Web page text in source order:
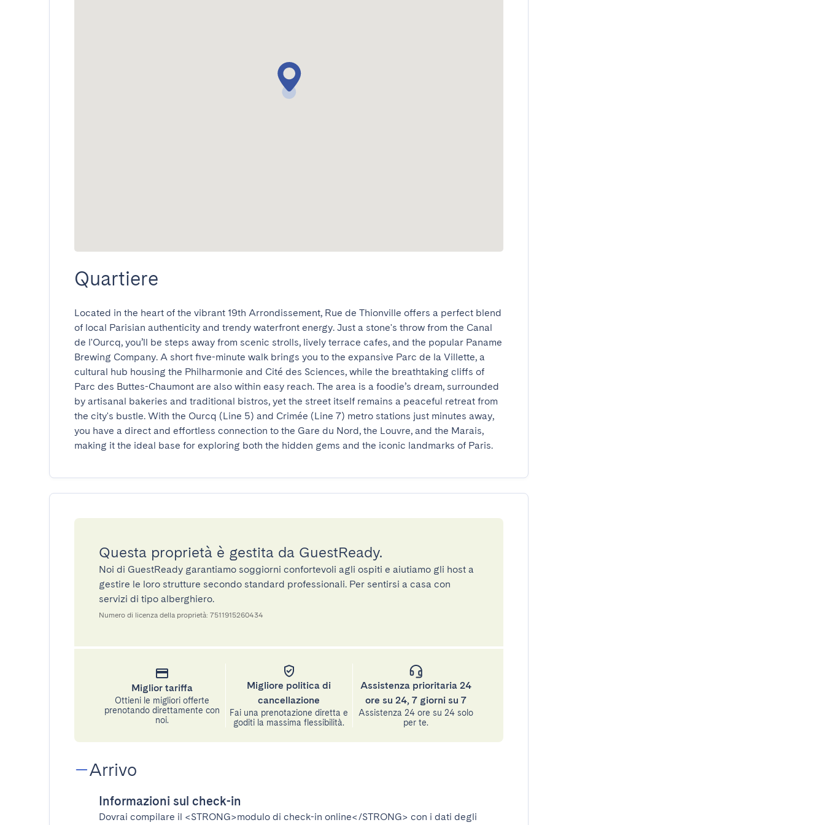
Quartiere
Located in the heart of the vibrant 19th Arrondissement, Rue de Thionville offers a perfect blend
of local Parisian authenticity and trendy waterfront energy. Just a stone's throw from the Canal
de l'Ourcq, you’ll be steps away from scenic strolls, lively terrace cafes, and the popular Paname
Brewing Company. A short five-minute walk brings you to the expansive Parc de la Villette, a
cultural hub housing the Philharmonie and Cité des Sciences, while the breathtaking cliffs of
Parc des Buttes-Chaumont are also within easy reach. The area is a foodie’s dream, surrounded
by artisanal bakeries and traditional bistros, yet the street itself remains a peaceful retreat from
the city's bustle. With the Ourcq (Line 5) and Crimée (Line 7) metro stations just minutes away,
you have a direct and effortless connection to the Gare du Nord, the Louvre, and the Marais,
making it the ideal base for exploring both the hidden gems and the iconic landmarks of Paris.
Questa proprietà è gestita da GuestReady.
Noi di GuestReady garantiamo soggiorni confortevoli agli ospiti e aiutiamo gli host a
gestire le loro strutture secondo standard professionali. Per sentirsi a casa con
servizi di tipo alberghiero.
Numero di licenza della proprietà: 7511915260434
Miglior tariffa
Ottieni le migliori offerte
prenotando direttamente con
noi.
Migliore politica di
cancellazione
Fai una prenotazione diretta e
goditi la massima flessibilità.
Assistenza prioritaria 24
ore su 24, 7 giorni su 7
Assistenza 24 ore su 24 solo
per te.
Arrivo
Informazioni sul check-in
Dovrai compilare il <STRONG>modulo di check-in online</STRONG> con i dati degli